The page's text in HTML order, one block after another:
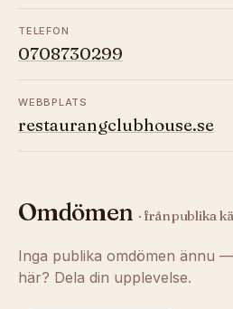
TELEFON
0708730299
WEBBPLATS
restaurangclubhouse.se
Omdömen · från publika
Inga publika omdömen ännu
här? Dela din upplevelse.